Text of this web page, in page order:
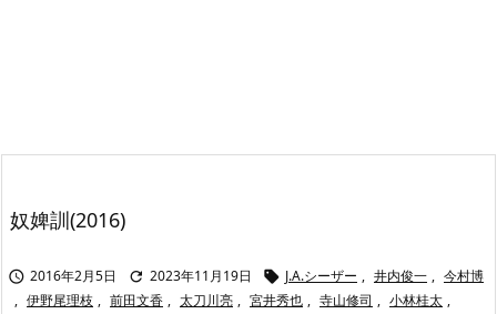
奴婢訓(2016)
 2016年2月5日  2023年11月19日  J.A.シーザー , 井内俊一 , 今村博
, 伊野尾理枝 , 前田文香 , 太刀川亮 , 宮井秀也 , 寺山修司 , 小林桂太 ,